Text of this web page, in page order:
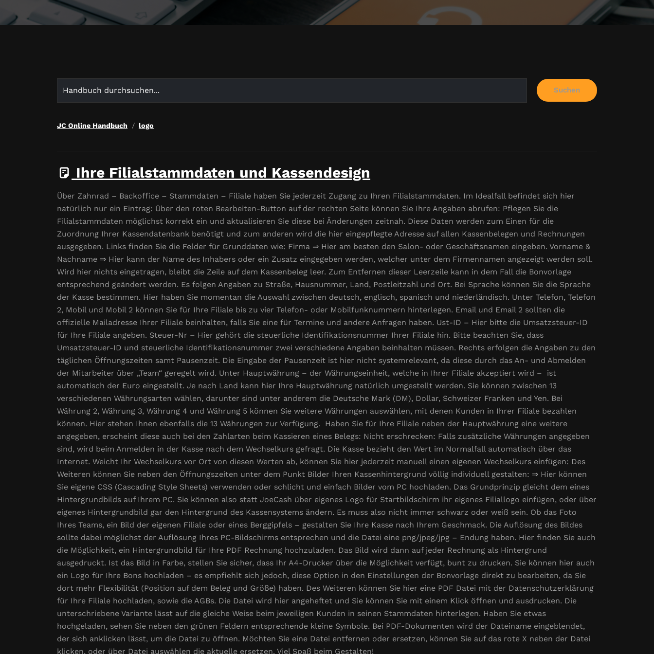
for:
Suchen
JC Online Handbuch logo
Ihre Filialstammdaten und Kassendesign
Über Zahnrad – Backoffice – Stammdaten – Filiale haben Sie jederzeit Zugang zu Ihren Filialstammdaten. Im Idealfall befindet sich hier
natürlich nur ein Eintrag: Über den roten Bearbeiten-Button auf der rechten Seite können Sie Ihre Angaben abrufen: Pflegen Sie die
Filialstammdaten möglichst korrekt ein und aktualisieren Sie diese bei Änderungen zeitnah. Diese Daten werden zum Einen für die
Zuordnung Ihrer Kassendatenbank benötigt und zum anderen wird die hier eingepflegte Adresse auf allen Kassenbelegen und Rechnungen
ausgegeben. Links finden Sie die Felder für Grunddaten wie: Firma ⇒ Hier am besten den Salon- oder Geschäftsnamen eingeben. Vorname &
Nachname ⇒ Hier kann der Name des Inhabers oder ein Zusatz eingegeben werden, welcher unter dem Firmennamen angezeigt werden soll.
Wird hier nichts eingetragen, bleibt die Zeile auf dem Kassenbeleg leer. Zum Entfernen dieser Leerzeile kann in dem Fall die Bonvorlage
entsprechend geändert werden. Es folgen Angaben zu Straße, Hausnummer, Land, Postleitzahl und Ort. Bei Sprache können Sie die Sprache
der Kasse bestimmen. Hier haben Sie momentan die Auswahl zwischen deutsch, englisch, spanisch und niederländisch. Unter Telefon, Telefon
2, Mobil und Mobil 2 können Sie für Ihre Filiale bis zu vier Telefon- oder Mobilfunknummern hinterlegen. Email und Email 2 sollten die
offizielle Mailadresse Ihrer Filiale beinhalten, falls Sie eine für Termine und andere Anfragen haben. Ust-ID – Hier bitte die Umsatzsteuer-ID
für Ihre Filiale angeben. Steuer-Nr – Hier gehört die steuerliche Identifikationsnummer Ihrer Filiale hin. Bitte beachten Sie, dass
Umsatzsteuer-ID und steuerliche Identifikationsnummer zwei verschiedene Angaben beinhalten müssen. Rechts erfolgen die Angaben zu den
täglichen Öffnungszeiten samt Pausenzeit. Die Eingabe der Pausenzeit ist hier nicht systemrelevant, da diese durch das An- und Abmelden
der Mitarbeiter über „Team“ geregelt wird. Unter Hauptwährung – der Währungseinheit, welche in Ihrer Filiale akzeptiert wird – ist
automatisch der Euro eingestellt. Je nach Land kann hier Ihre Hauptwährung natürlich umgestellt werden. Sie können zwischen 13
verschiedenen Währungsarten wählen, darunter sind unter anderem die Deutsche Mark (DM), Dollar, Schweizer Franken und Yen. Bei
Währung 2, Währung 3, Währung 4 und Währung 5 können Sie weitere Währungen auswählen, mit denen Kunden in Ihrer Filiale bezahlen
können. Hier stehen Ihnen ebenfalls die 13 Währungen zur Verfügung. Haben Sie für Ihre Filiale neben der Hauptwährung eine weitere
angegeben, erscheint diese auch bei den Zahlarten beim Kassieren eines Belegs: Nicht erschrecken: Falls zusätzliche Währungen angegeben
sind, wird beim Anmelden in der Kasse nach dem Wechselkurs gefragt. Die Kasse bezieht den Wert im Normalfall automatisch über das
Internet. Weicht Ihr Wechselkurs vor Ort von diesen Werten ab, können Sie hier jederzeit manuell einen eigenen Wechselkurs einfügen: Des
Weiteren können Sie neben den Öffnungszeiten unter dem Punkt Bilder Ihren Kassenhintergrund völlig individuell gestalten: ⇒ Hier können
Sie eigene CSS (Cascading Style Sheets) verwenden oder schlicht und einfach Bilder vom PC hochladen. Das Grundprinzip gleicht dem eines
Hintergrundbilds auf Ihrem PC. Sie können also statt JoeCash über eigenes Logo für Startbildschirm ihr eigenes Filiallogo einfügen, oder über
eigenes Hintergrundbild gar den Hintergrund des Kassensystems ändern. Es muss also nicht immer schwarz oder weiß sein. Ob das Foto
Ihres Teams, ein Bild der eigenen Filiale oder eines Berggipfels – gestalten Sie Ihre Kasse nach Ihrem Geschmack. Die Auflösung des Bildes
sollte dabei möglichst der Auflösung Ihres PC-Bildschirms entsprechen und die Datei eine png/jpeg/jpg – Endung haben. Hier finden Sie auch
die Möglichkeit, ein Hintergrundbild für Ihre PDF Rechnung hochzuladen. Das Bild wird dann auf jeder Rechnung als Hintergrund
ausgedruckt. Ist das Bild in Farbe, stellen Sie sicher, dass Ihr A4-Drucker über die Möglichkeit verfügt, bunt zu drucken. Sie können hier auch
ein Logo für Ihre Bons hochladen – es empfiehlt sich jedoch, diese Option in den Einstellungen der Bonvorlage direkt zu bearbeiten, da Sie
dort mehr Flexibilität (Position auf dem Beleg und Größe) haben. Des Weiteren können Sie hier eine PDF Datei mit der Datenschutzerklärung
für Ihre Filiale hochladen, sowie die AGBs. Die Datei wird hier angeheftet und Sie können Sie mit einem Klick öffnen und ausdrucken. Die
unterschriebene Variante lässt auf die gleiche Weise beim jeweiligen Kunden in seinen Stammdaten hinterlegen. Haben Sie etwas
hochgeladen, sehen Sie neben den grünen Feldern entsprechende kleine Symbole. Bei PDF-Dokumenten wird der Dateiname eingeblendet,
der sich anklicken lässt, um die Datei zu öffnen. Möchten Sie eine Datei entfernen oder ersetzen, können Sie auf das rote X neben der Datei
klicken, oder über Datei auswählen die aktuelle ersetzen. Viel Spaß beim Gestalten!